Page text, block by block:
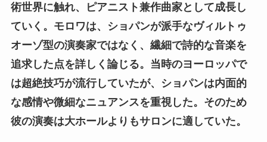
術世界に触れ、ピアニスト兼作曲家として成長し
ていく。モロワは、ショパンが派手なヴィルトゥ
オーゾ型の演奏家ではなく、繊細で詩的な音楽を
追求した点を詳しく論じる。当時のヨーロッパで
は超絶技巧が流行していたが、ショパンは内面的
な感情や微細なニュアンスを重視した。そのため
彼の演奏は大ホールよりもサロンに適していた。